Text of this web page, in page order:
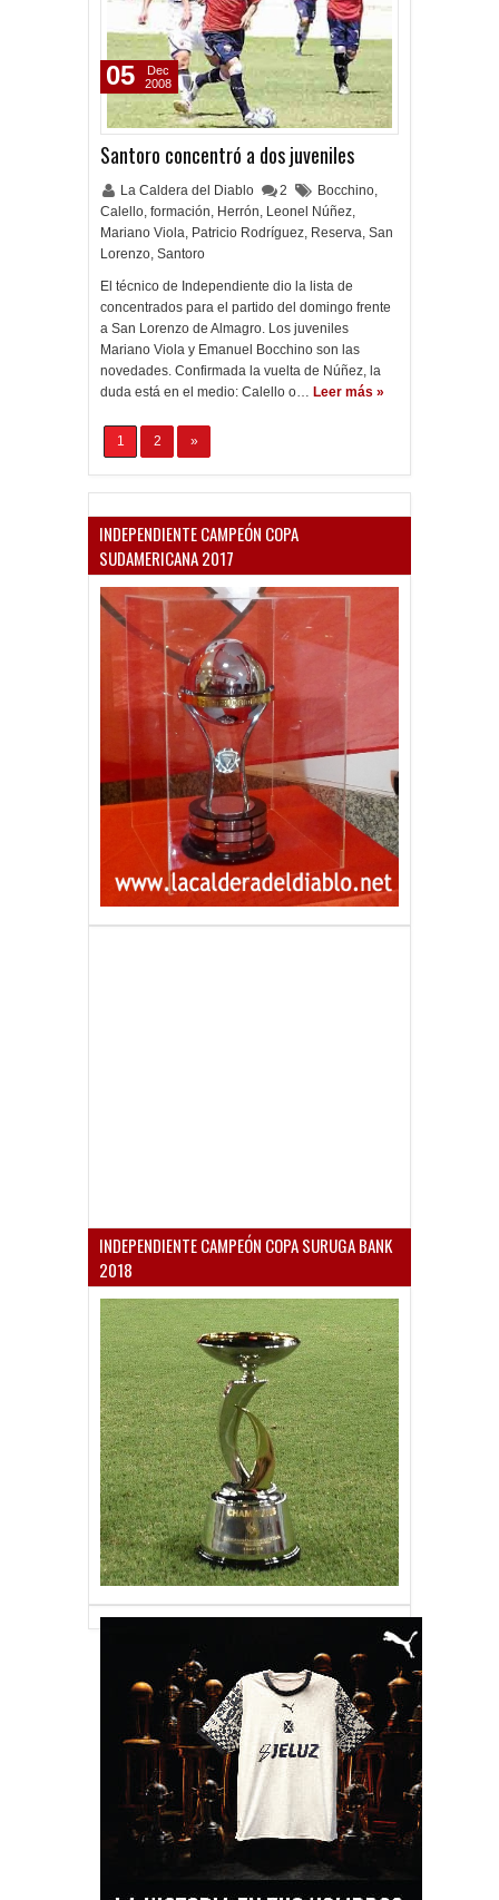
Santoro concentró a dos juveniles
La Caldera del Diablo 2 Bocchino,
Calello, formación, Herrón, Leonel Núñez,
Mariano Viola, Patricio Rodríguez, Reserva, San
Lorenzo, Santoro
El técnico de Independiente dio la lista de
concentrados para el partido del domingo frente
a San Lorenzo de Almagro. Los juveniles
Mariano Viola y Emanuel Bocchino son las
novedades. Confirmada la vuelta de Núñez, la
duda está en el medio: Calello o… Leer más »
05
Dec
2008
1 2 »
INDEPENDIENTE CAMPEÓN COPA
SUDAMERICANA 2017
INDEPENDIENTE CAMPEÓN COPA SURUGA BANK
2018